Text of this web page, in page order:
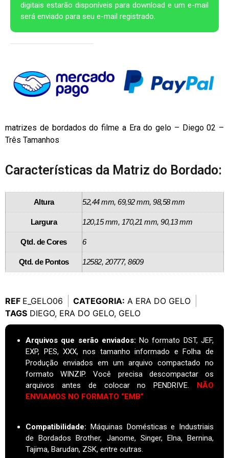
digitais estarão disponíveis para download e um e-mail
será enviado para seu e-mail registrado.
matrizes de bordados do filme a Era do gelo – Diego 02 –
Três Tamanhos
Características da Matriz do Bordado:
Altura 52,44 mm, 69,92 mm, 98,58 mm
Largura 120,15 mm, 170,21 mm, 90,13 mm
Qtd. de Cores 6
Qtd. de Pontos 12582, 20777, 8609
REF E_GELO06 CATEGORIA: A ERA DO GELO
TAGS DIEGO, ERA DO GELO, GELO
Arquivos que serão enviados: No formato DST, JEF,
EXP, PES, XXX, nos tamanho informado e Folha de
Produção enviados em um arquivo compactado no
formato WINZIP. Você precisa descompactar os
arquivos antes de colocar no PENDRIVE.
NÃO
ENVIAMOS NO FORMATO “EMB”
Compatibilidade: Máquinas Domésticas e Industriais
de Bordados Brother, Janome, Singer, Elna, Bernina,
Tajima, Barudan, ZSK, entre outras.